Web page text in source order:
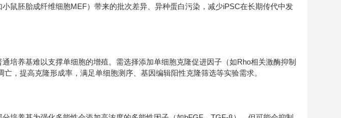
小鼠胚胎成纤维细胞MEF）带来的批次差异、异种蛋白污染，减少iPSC在长期传代中发
培养基难以支撑单细胞的增殖。需选择添加单细胞克隆促进因子（如Rho相关激酶抑制
，提高克隆形成率，满足单细胞测序、基因编辑阳性克隆筛选等实验需求。